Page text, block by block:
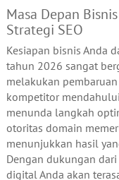
Masa Depan
Strategi SEO
Kesiapan bisnis Anda
tahun 2026 sangat
melakukan
kompetitor
menunda langkah
otoritas domain
menunjukkan hasil
Dengan dukungan
digital Anda akan